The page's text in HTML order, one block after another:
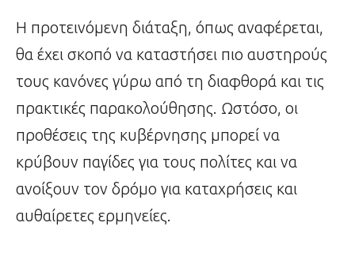
Η προτεινόμενη διάταξη, όπως αναφέρεται,
θα έχει σκοπό να καταστήσει πιο αυστηρούς
τους κανόνες γύρω από τη διαφθορά και τις
πρακτικές παρακολούθησης. Ωστόσο, οι
προθέσεις της κυβέρνησης μπορεί να
κρύβουν παγίδες για τους πολίτες και να
ανοίξουν τον δρόμο για καταχρήσεις και
αυθαίρετες ερμηνείες.